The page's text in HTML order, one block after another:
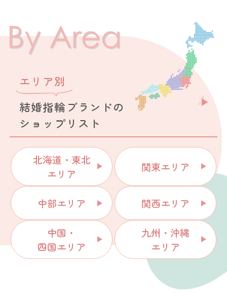
エリア別
結婚指輪ブランドの
ショップリスト
北海道・東北
エリア
関東エリア
中部エリア 関西エリア
中国・
四国エリア
九州・沖縄
エリア